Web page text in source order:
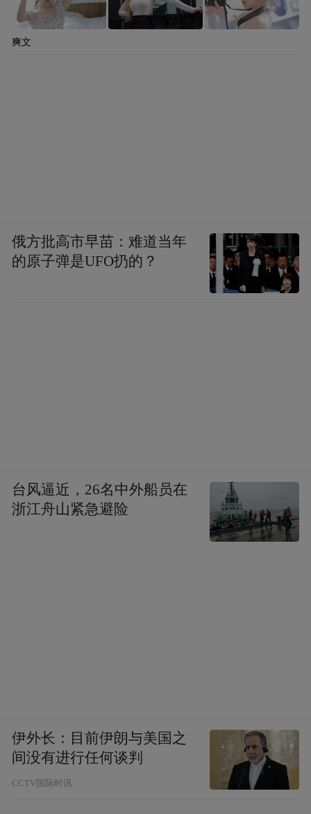
爽文
俄方批高市早苗：难道当年
的原子弹是UFO扔的？
台风逼近，26名中外船员在
浙江舟山紧急避险
伊外长：目前伊朗与美国之
间没有进行任何谈判
CCTV国际时讯